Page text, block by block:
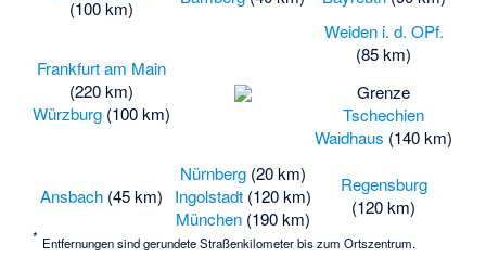
(100 km)
Frankfurt am Main
(220 km)
Würzburg (100 km)
Weiden i. d. OPf.
(85 km)
Grenze
Tschechien
Waidhaus (140 km)
Ansbach (45 km)
Nürnberg(20 km)
Ingolstadt(120 km)
München(190 km)
Regensburg
(120 km)
* Entfernungen sind gerundete Straßenkilometer bis zum Ortszentrum.